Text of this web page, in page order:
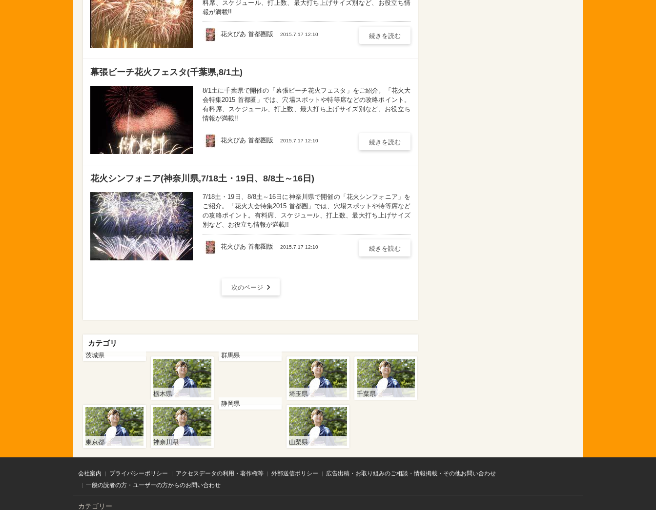
料席、スケジュール、打上数、最大打ち上げサイズ別など、お役立ち情
報が満載!!
花火ぴあ 首都圏版 2015.7.17 12:10 続きを読む
幕張ビーチ花火フェスタ(千葉県,8/1土)
8/1土に千葉県で開催の「幕張ビーチ花火フェスタ」をご紹介。「花火大
会特集2015 首都圏」では、穴場スポットや特等席などの攻略ポイント。
有料席、スケジュール、打上数、最大打ち上げサイズ別など、お役立ち
情報が満載!!
花火ぴあ 首都圏版 2015.7.17 12:10 続きを読む
花火シンフォニア(神奈川県,7/18土・19日、8/8土～16日)
7/18土・19日、8/8土～16日に神奈川県で開催の「花火シンフォニア」を
ご紹介。「花火大会特集2015 首都圏」では、穴場スポットや特等席など
の攻略ポイント。有料席、スケジュール、打上数、最大打ち上げサイズ
別など、お役立ち情報が満載!!
花火ぴあ 首都圏版 2015.7.17 12:10 続きを読む
次のページ
カテゴリ
茨城県
栃木県
群馬県
埼玉県 千葉県
東京都 神奈川県
静岡県
山梨県
会社案内 プライバシーポリシー アクセスデータの利用・著作権等 外部送信ポリシー
広告出稿・お取り組みのご相談・情報掲載・その他お問い合わせ
一般の読者の方・ユーザーの方からのお問い合わせ
カテゴリー